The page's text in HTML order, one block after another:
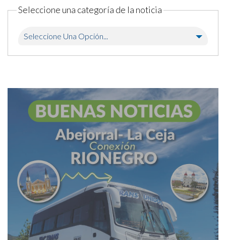
Seleccione una categoría de la noticia
Seleccione Una Opción...